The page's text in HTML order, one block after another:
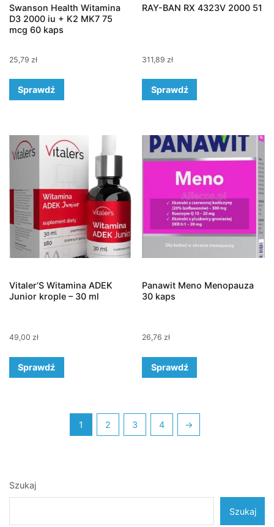
Swanson Health Witamina
D3 2000 iu + K2 MK7 75
mcg 60 kaps
25,79 zł
Sprawdź
RAY-BAN RX 4323V 2000 51
311,89 zł
Sprawdź
Vitaler’S Witamina ADEK
Junior krople – 30 ml
49,00 zł
Sprawdź
Panawit Meno Menopauza
30 kaps
26,76zł
Sprawdź
1 2 3 4 →
Szukaj
Szukaj